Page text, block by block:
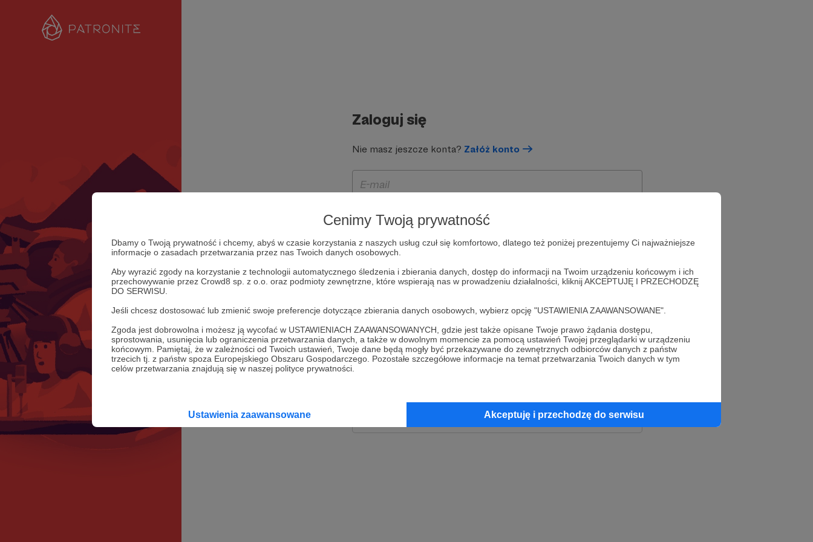
Cenimy Twoją prywatność
Dbamy o Twoją prywatność i chcemy, abyś w czasie korzystania z naszych usług czuł się komfortowo, dlatego też poniżej prezentujemy Ci najważniejsze
informacje o zasadach przetwarzania przez nas Twoich danych osobowych.
Aby wyrazić zgody na korzystanie z technologii automatycznego śledzenia i zbierania danych, dostęp do informacji na Twoim urządzeniu końcowym i ich
przechowywanie przez Crowd8 sp. z o.o. oraz podmioty zewnętrzne, które wspierają nas w prowadzeniu działalności, kliknij AKCEPTUJĘ I PRZECHODZĘ
DO SERWISU.
Jeśli chcesz dostosować lub zmienić swoje preferencje dotyczące zbierania danych osobowych, wybierz opcję "USTAWIENIA ZAAWANSOWANE".
Zgoda jest dobrowolna i możesz ją wycofać w USTAWIENIACH ZAAWANSOWANYCH, gdzie jest także opisane Twoje prawo żądania dostępu,
sprostowania, usunięcia lub ograniczenia przetwarzania danych, a także w dowolnym momencie za pomocą ustawień Twojej przeglądarki w urządzeniu
końcowym. Pamiętaj, że w zależności od Twoich ustawień, Twoje dane będą mogły być przekazywane do zewnętrznych odbiorców danych z państw
trzecich tj. z państw spoza Europejskiego Obszaru Gospodarczego. Pozostałe szczegółowe informacje na temat przetwarzania Twoich danych w tym
celów przetwarzania znajdują się w naszej polityce prywatności.
Ustawienia zaawansowane Akceptuję i przechodzę do serwisu
Zaloguj się
Nie masz jeszcze konta? Załóż konto
Zapamiętaj mnie
lub
Kontynuuj z Apple